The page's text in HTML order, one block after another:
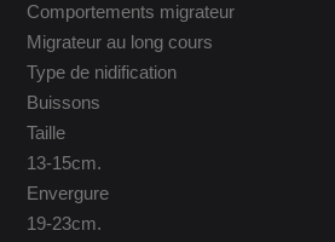
Comportements migrateur
Migrateur au long cours
Type de nidification
Buissons
Taille
13-15cm.
Envergure
19-23cm.